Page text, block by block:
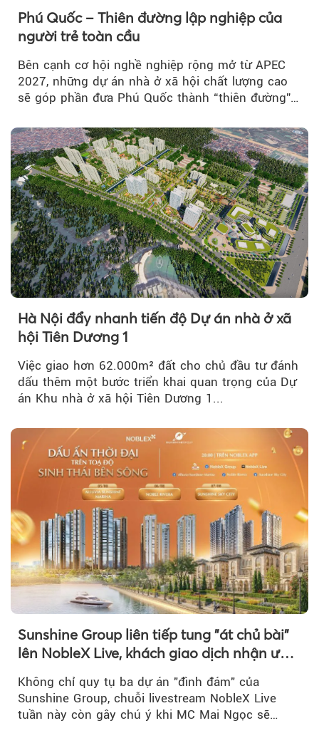
Phú Quốc – Thiên đường lập nghiệp của
người trẻ toàn cầu
Bên cạnh cơ hội nghề nghiệp rộng mở từ APEC
2027, những dự án nhà ở xã hội chất lượng cao
sẽ góp phần đưa Phú Quốc thành “thiên đường”
Hà Nội đẩy nhanh tiến độ Dự án nhà ở xã
hội Tiên Dương 1
Việc giao hơn 62.000m² đất cho chủ đầu tư đánh
dấu thêm một bước triển khai quan trọng của Dự
án Khu nhà ở xã hội Tiên Dương 1...
Sunshine Group liên tiếp tung "át chủ bài"
lên NobleX Live, khách giao dịch nhận ưu
Không chỉ quy tụ ba dự án "đình đám" của
Sunshine Group, chuỗi livestream NobleX Live
tuần này còn gây chú ý khi MC Mai Ngọc sẽ